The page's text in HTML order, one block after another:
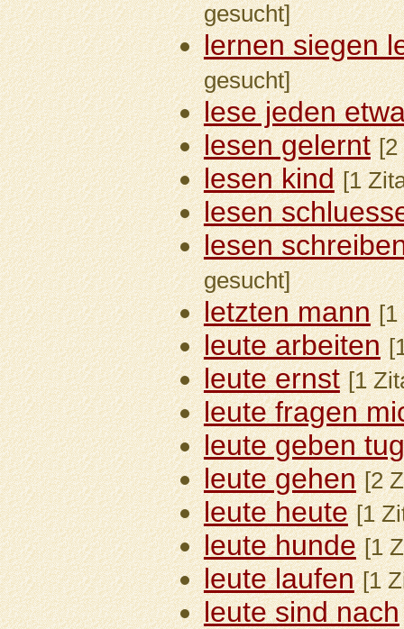
gesucht]
lernen siegen
gesucht]
lese jeden
lesen gelernt [2
lesen kind [1
lesen
lesen
gesucht]
letzten mann [1
leute arbeiten
leute ernst [1
leute fragen
leute geben
leute gehen [2
leute heute [1
leute hunde [1
leute laufen [1
leute sind nach